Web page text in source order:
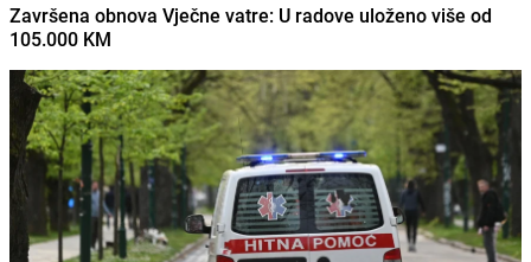
Završena obnova Vječne vatre: U radove uloženo više od
105.000 KM